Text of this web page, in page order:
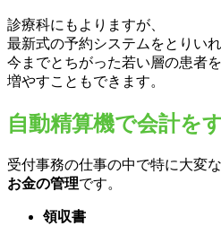
診療科にもよりますが、
最新式の予約システムをとりいれ
今までとちがった若い層の患者を
増やすこともできます。
自動精算機で会計を
受付事務の仕事の中で特に大変な
お金の管理です。
領収書